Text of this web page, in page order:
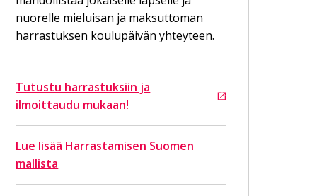
nuorelle mieluisan ja maksuttoman
harrastuksen koulupäivän yhteyteen.
Tutustu harrastuksiin ja
ilmoittaudu mukaan!
Siirtyy ulkoiselle sivustolle
Lue lisää Harrastamisen Suomen
mallista